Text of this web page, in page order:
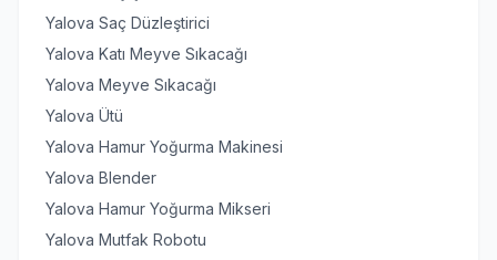
Yalova Saç Düzleştirici
Yalova Katı Meyve Sıkacağı
Yalova Meyve Sıkacağı
Yalova Ütü
Yalova Hamur Yoğurma Makinesi
Yalova Blender
Yalova Hamur Yoğurma Mikseri
Yalova Mutfak Robotu